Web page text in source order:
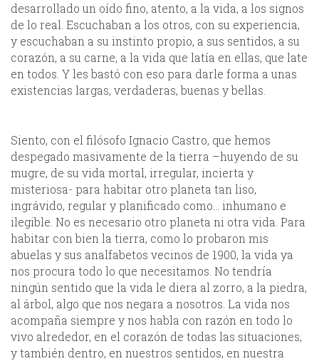
desarrollado un oído fino, atento, a la vida, a los signos
de lo real. Escuchaban a los otros, con su experiencia,
y escuchaban a su instinto propio, a sus sentidos, a su
corazón, a su carne, a la vida que latía en ellas, que late
en todos. Y les bastó con eso para darle forma a unas
existencias largas, verdaderas, buenas y bellas.
Siento, con el filósofo Ignacio Castro, que hemos
despegado masivamente de la tierra –huyendo de su
mugre, de su vida mortal, irregular, incierta y
misteriosa- para habitar otro planeta tan liso,
ingrávido, regular y planificado como… inhumano e
ilegible. No es necesario otro planeta ni otra vida. Para
habitar con bien la tierra, como lo probaron mis
abuelas y sus analfabetos vecinos de 1900, la vida ya
nos procura todo lo que necesitamos. No tendría
ningún sentido que la vida le diera al zorro, a la piedra,
al árbol, algo que nos negara a nosotros. La vida nos
acompaña siempre y nos habla con razón en todo lo
vivo alrededor, en el corazón de todas las situaciones,
y también dentro, en nuestros sentidos, en nuestra